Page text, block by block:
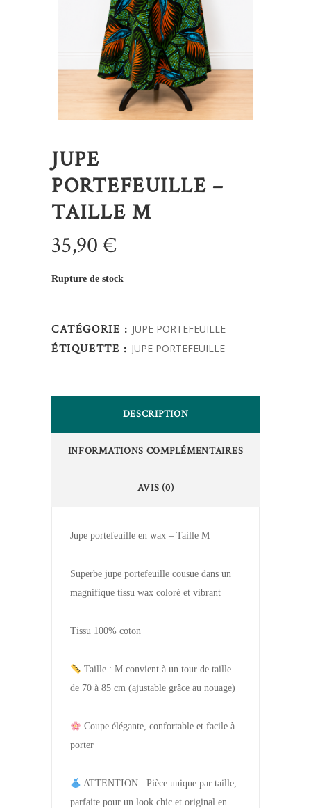
JUPE
PORTEFEUILLE –
TAILLE M
35,90€
Rupture de stock
CATÉGORIE : JUPE PORTEFEUILLE
ÉTIQUETTE : JUPE PORTEFEUILLE
DESCRIPTION
INFORMATIONS COMPLÉMENTAIRES
AVIS (0)
Jupe portefeuille en wax – Taille M
Superbe jupe portefeuille cousue dans un
magnifique tissu wax coloré et vibrant
Tissu 100% coton
Taille : M convient à un tour de taille
de 70 à 85 cm (ajustable grâce au nouage)
Coupe élégante, confortable et facile à
porter
ATTENTION : Pièce unique par taille,
parfaite pour un look chic et original en